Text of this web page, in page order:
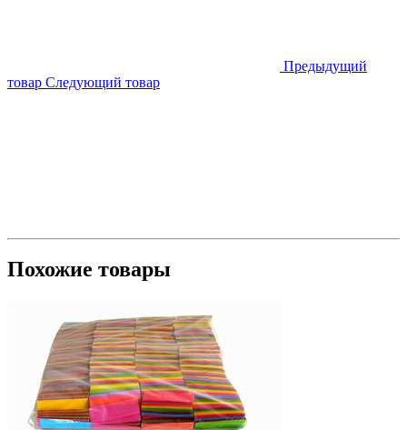
Предыдущий
товар Следующий товар
Похожие товары